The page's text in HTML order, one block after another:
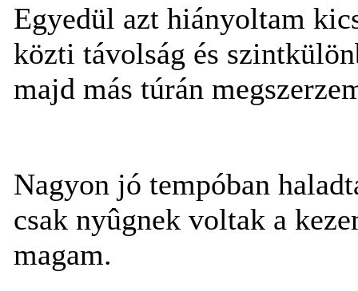
Egyedül azt hiányoltam
közti távolság és
majd más túrán
Nagyon jó tempóban
csak nyûgnek voltak a
magam.